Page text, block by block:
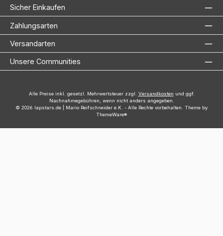
Sicher Einkaufen
Zahlungsarten
Versandarten
Unsere Communities
Alle Preise inkl. gesetzl. Mehrwertsteuer zzgl. Versandkosten und ggf.
Nachnahmegebühren, wenn nicht anders angegeben.
© 2026 lapstars.de | Mario Reifschneider e.K. - Alle Rechte vorbehalten. Theme by
ThemeWare®